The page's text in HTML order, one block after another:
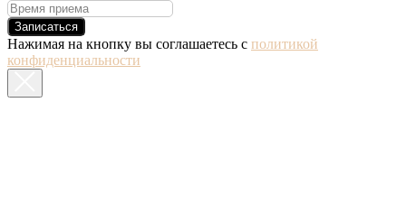
Записаться
Нажимая на кнопку вы соглашаетесь с политикой
конфиденциальности